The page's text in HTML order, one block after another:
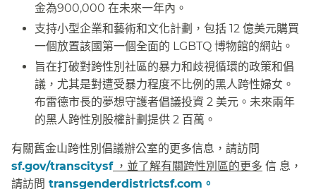
金為900,000 在未來一年內。​​
支持小型企業和藝術和文化計劃，包括 12 億美元購買
一個放置該國第一個全面的 LGBTQ 博物館的網站。​​
旨在打破對跨性別社區的暴力和歧視循環的政策和倡
議，尤其是對遭受暴力程度不比例的黑人跨性婦女。
布雷德市長的夢想守護者倡議投資 2 美元。未來兩年
的黑人跨性別股權計劃提供 2 百萬。​​
有關舊金山跨性別倡議辦公室的更多信息，請訪問
sf.gov/transcitysf，並了解有關跨性別區的更多 信 息，
請訪問 transgenderdistrictsf.com。